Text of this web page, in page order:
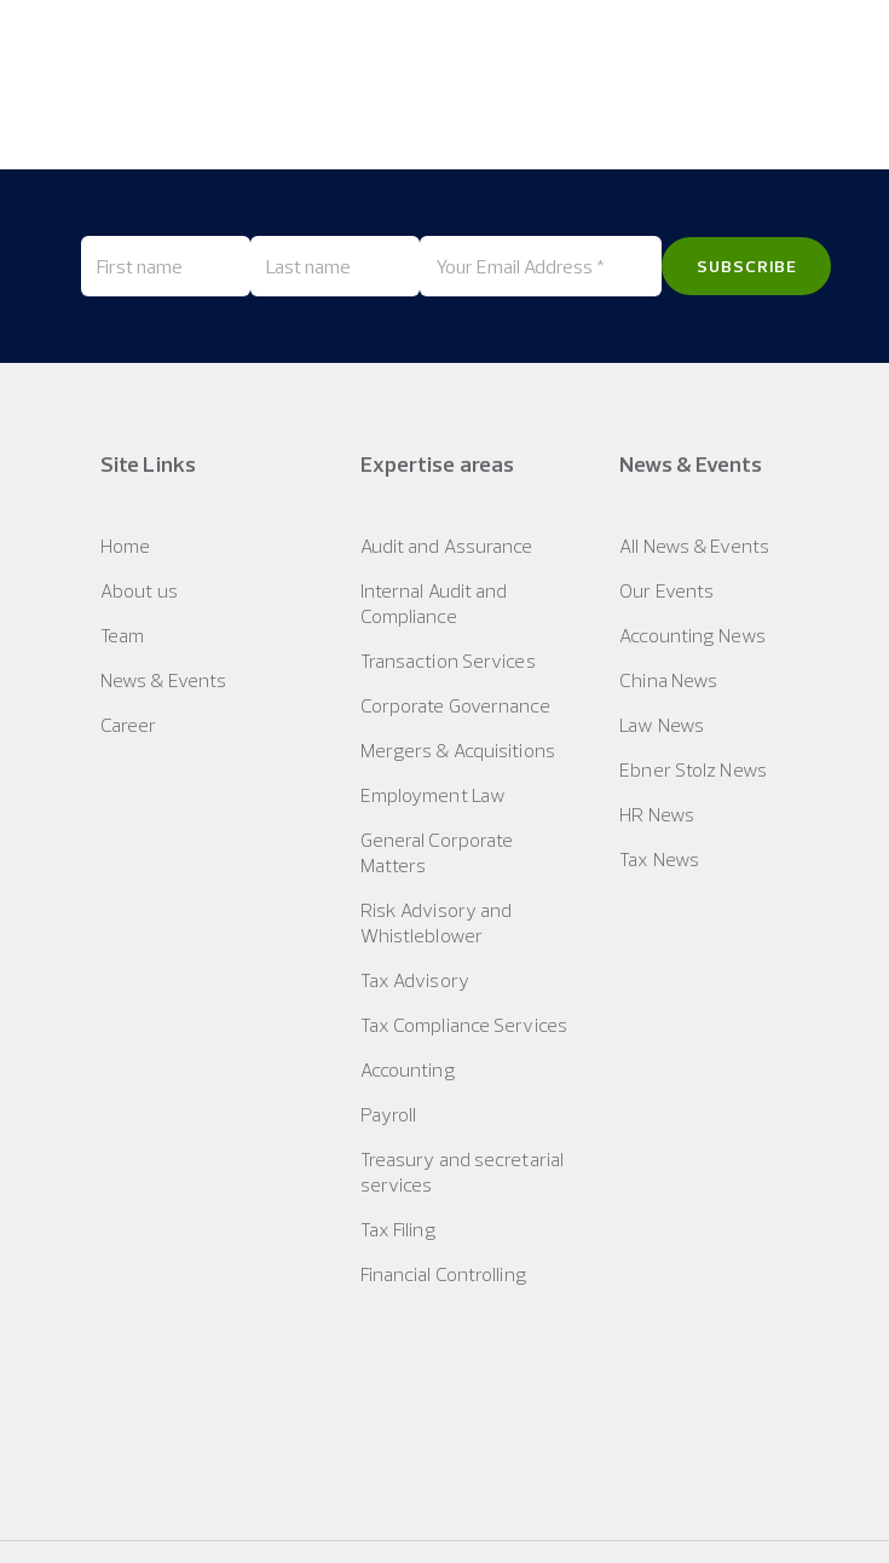
Site Links
Home
About us
Team
News & Events
Career
Expertise areas
Audit and Assurance
Internal Audit and
Compliance
Transaction Services
Corporate Governance
Mergers & Acquisitions
Employment Law
General Corporate
Matters
Risk Advisory and
Whistleblower
Tax Advisory
Tax Compliance Services
Accounting
Payroll
Treasury and secretarial
services
Tax Filing
Financial Controlling
News & Events
All News & Events
Our Events
Accounting News
China News
Law News
Ebner Stolz News
HR News
Tax News